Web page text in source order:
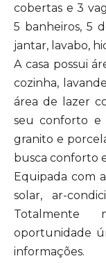
cobertas e 3
5 banheiros, 5
jantar, lavabo,
A casa possui
cozinha,
área de lazer
seu conforto e
granito e
busca conforto
Equipada com
solar, ar-
Totalmente
oportunidade
informações.